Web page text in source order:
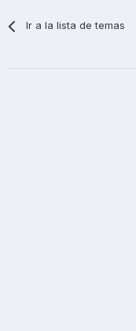
Ir a la lista de temas